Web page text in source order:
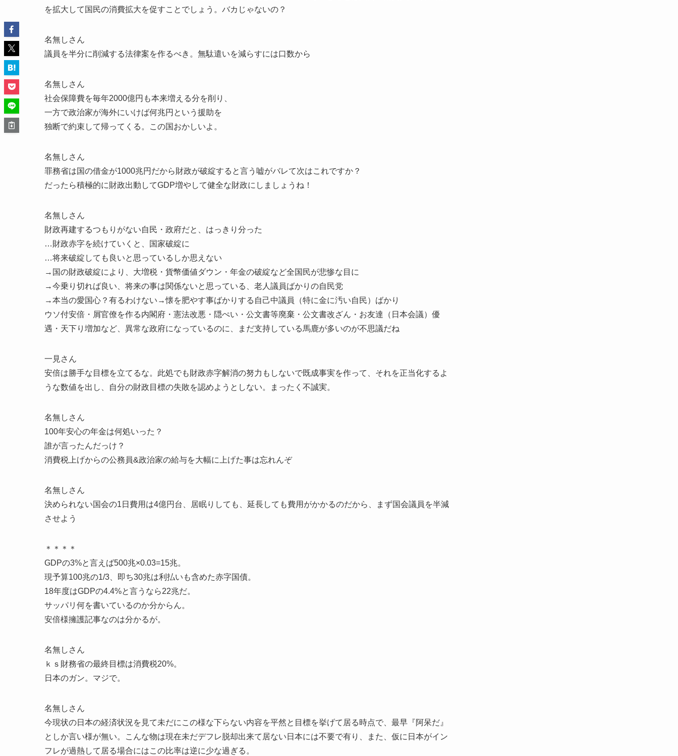
を拡大して国民の消費拡大を促すことでしょう。バカじゃないの？
名無しさん
議員を半分に削減する法律案を作るべき。無駄遣いを減らすには口数から
名無しさん
社会保障費を毎年2000億円も本来増える分を削り、
一方で政治家が海外にいけば何兆円という援助を
独断で約束して帰ってくる。この国おかしいよ。
名無しさん
罪務省は国の借金が1000兆円だから財政が破綻すると言う嘘がバレて次はこれですか？
だったら積極的に財政出動してGDP増やして健全な財政にしましょうね！
名無しさん
財政再建するつもりがない自民・政府だと、はっきり分った
…財政赤字を続けていくと、国家破綻に
…将来破綻しても良いと思っているしか思えない
→国の財政破綻により、大増税・貨幣価値ダウン・年金の破綻など全国民が悲惨な目に
→今乗り切れば良い、将来の事は関係ないと思っている、老人議員ばかりの自民党
→本当の愛国心？有るわけない→懐を肥やす事ばかりする自己中議員（特に金に汚い自民）ばかり
ウソ付安倍・屑官僚を作る内閣府・憲法改悪・隠ぺい・公文書等廃棄・公文書改ざん・お友達（日本会議）優
遇・天下り増加など、異常な政府になっているのに、まだ支持している馬鹿が多いのが不思議だね
一見さん
安倍は勝手な目標を立てるな。此処でも財政赤字解消の努力もしないで既成事実を作って、それを正当化するよ
うな数値を出し、自分の財政目標の失敗を認めようとしない。まったく不誠実。
名無しさん
100年安心の年金は何処いった？
誰が言ったんだっけ？
消費税上げからの公務員&政治家の給与を大幅に上げた事は忘れんぞ
名無しさん
決められない国会の1日費用は4億円台、居眠りしても、延長しても費用がかかるのだから、まず国会議員を半減
させよう
＊＊＊＊
GDPの3%と言えば500兆×0.03=15兆。
現予算100兆の1/3、即ち30兆は利払いも含めた赤字国債。
18年度はGDPの4.4%と言うなら22兆だ。
サッパリ何を書いているのか分からん。
安倍様擁護記事なのは分かるが。
名無しさん
ｋｓ財務省の最終目標は消費税20%。
日本のガン。マジで。
名無しさん
今現状の日本の経済状況を見て未だにこの様な下らない内容を平然と目標を挙げて居る時点で、最早『阿呆だ』
としか言い様が無い。こんな物は現在未だデフレ脱却出来て居ない日本には不要で有り、また、仮に日本がイン
フレが過熱して居る場合にはこの比率は逆に少な過ぎる。